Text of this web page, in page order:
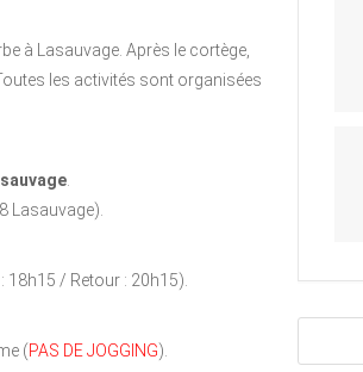
à Lasauvage. Après le cortège,
les activités sont organisées
.
Lasauvage).
18h15 / Retour : 20h15).
(PAS DE JOGGING).